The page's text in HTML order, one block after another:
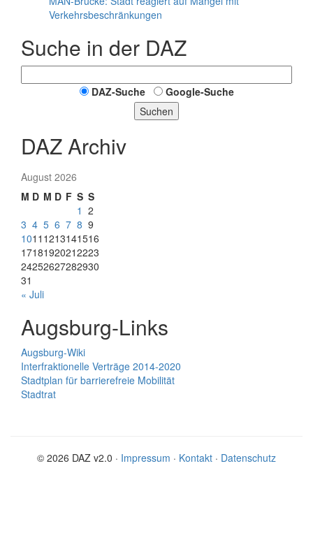
Verkehrsbeschränkungen
Suche in der DAZ
DAZ-Suche
Google-Suche
Suchen
DAZ Archiv
August 2026
M D M D F S S
1 2
3 4 5 6 7 8 9
1011 1213141516
17181920212223
24252627282930
31
« Juli
Augsburg-Links
Augsburg-Wiki
Interfraktionelle Verträge 2014-2020
Stadtplan für barrierefreie Mobilität
Stadtrat
© 2026 DAZ v2.0 · Impressum · Kontakt · Datenschutz